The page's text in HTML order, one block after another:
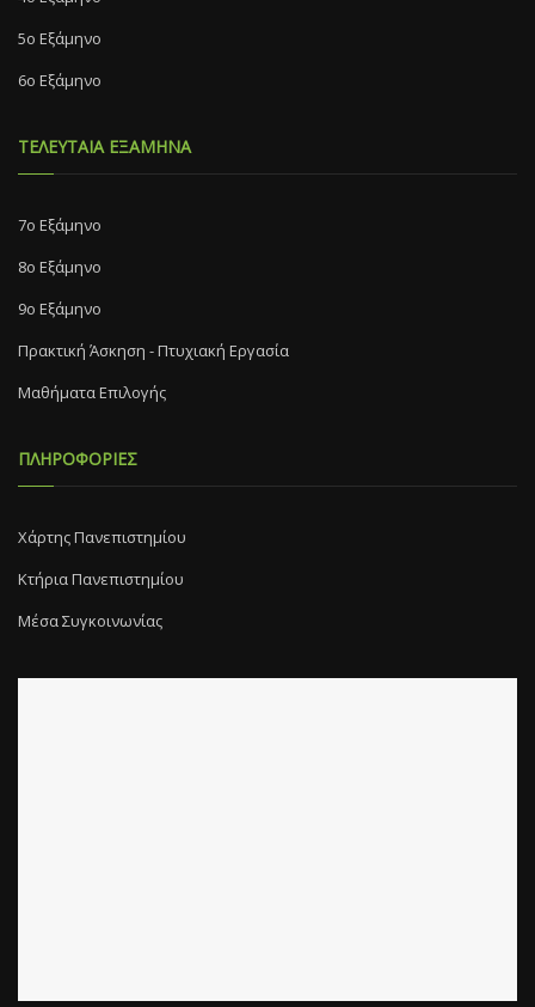
5ο Εξάμηνο
6ο Εξάμηνο
ΤΕΛΕΥΤΑΙΑ ΕΞΑΜΗΝΑ
7o Eξάμηνο
8o Eξάμηνο
9ο Εξάμηνο
Πρακτική Άσκηση - Πτυχιακή Εργασία
Μαθήματα Επιλογής
ΠΛΗΡΟΦΟΡΙΕΣ
Χάρτης Πανεπιστημίου
Κτήρια Πανεπιστημίου
Μέσα Συγκοινωνίας